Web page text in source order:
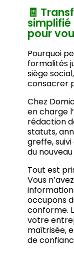
🧾
simplifié
pour
Pourquoi
formalités
siège
consacrer
Chez
en charge
rédaction
statuts,
greffe, suivi
du nouveau
Tout est
Vous
occupons
conforme.
votre
maîtrisée,
de